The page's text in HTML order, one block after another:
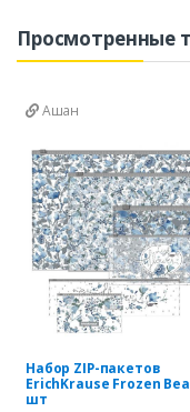
Просмотренные
Ашан
Набор ZIP-пакетов
ErichKrause Frozen
шт